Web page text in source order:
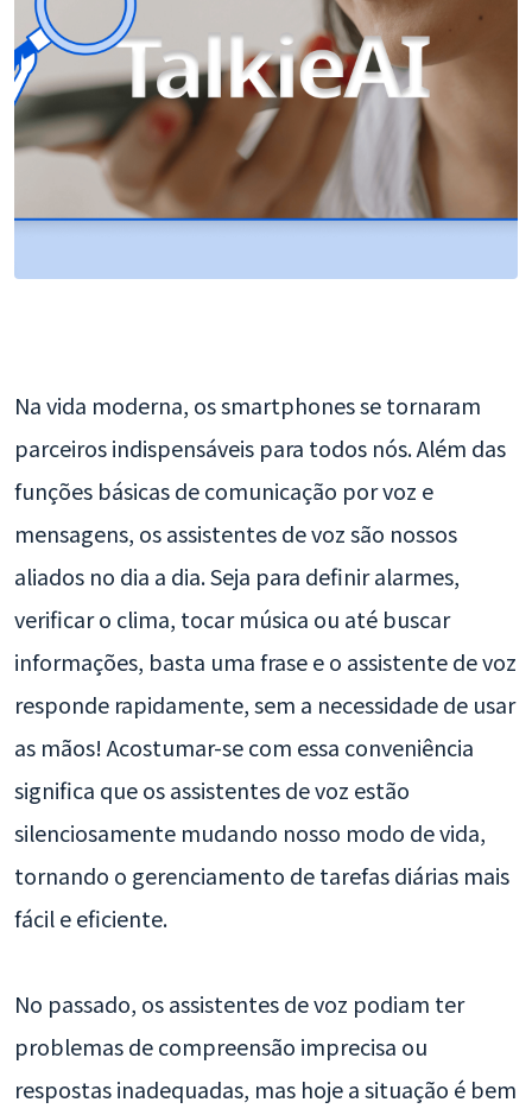
Na vida moderna, os smartphones se tornaram
parceiros indispensáveis para todos nós. Além das
funções básicas de comunicação por voz e
mensagens, os assistentes de voz são nossos
aliados no dia a dia. Seja para definir alarmes,
verificar o clima, tocar música ou até buscar
informações, basta uma frase e o assistente de voz
responde rapidamente, sem a necessidade de usar
as mãos! Acostumar-se com essa conveniência
significa que os assistentes de voz estão
silenciosamente mudando nosso modo de vida,
tornando o gerenciamento de tarefas diárias mais
fácil e eficiente.
No passado, os assistentes de voz podiam ter
problemas de compreensão imprecisa ou
respostas inadequadas, mas hoje a situação é bem